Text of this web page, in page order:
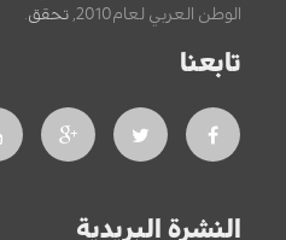
الوطن العربي لعام2010,
تحقق
تابعنا
النشرة البريدية